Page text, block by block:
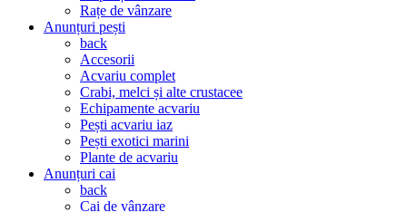
Rațe de vânzare
Anunțuri pești
back
Accesorii
Acvariu complet
Crabi, melci și alte crustacee
Echipamente acvariu
Pești acvariu iaz
Pești exotici marini
Plante de acvariu
Anunțuri cai
back
Cai de vânzare